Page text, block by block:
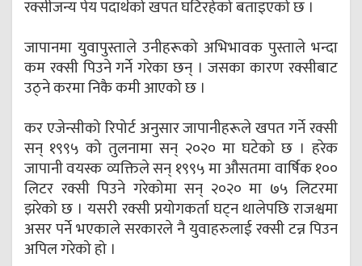
रक्सीजन्य पेय पदार्थको खपत घटिरहेको बताइएको छ ।
जापानमा युवापुस्ताले उनीहरूको अभिभावक पुस्ताले भन्दा
कम रक्सी पिउने गर्ने गरेका छन् । जसका कारण रक्सीबाट
उठ्ने करमा निकै कमी आएको छ ।
कर एजेन्सीको रिपोर्ट अनुसार जापानीहरूले खपत गर्ने रक्सी
सन् १९९५ को तुलनामा सन् २०२० मा घटेको छ । हरेक
जापानी वयस्क व्यक्तिले सन् १९९५ मा औसतमा वार्षिक १००
लिटर रक्सी पिउने गरेकोमा सन् २०२० मा ७५ लिटरमा
झरेको छ । यसरी रक्सी प्रयोगकर्ता घट्न थालेपछि राजश्वमा
असर पर्ने भएकाले सरकारले नै युवाहरुलाई रक्सी टन्न पिउन
अपिल गरेको हो ।